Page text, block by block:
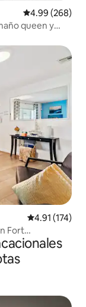
Calificación
4.99 (268)
queen y
Calificación
4.91 (174)
Fort